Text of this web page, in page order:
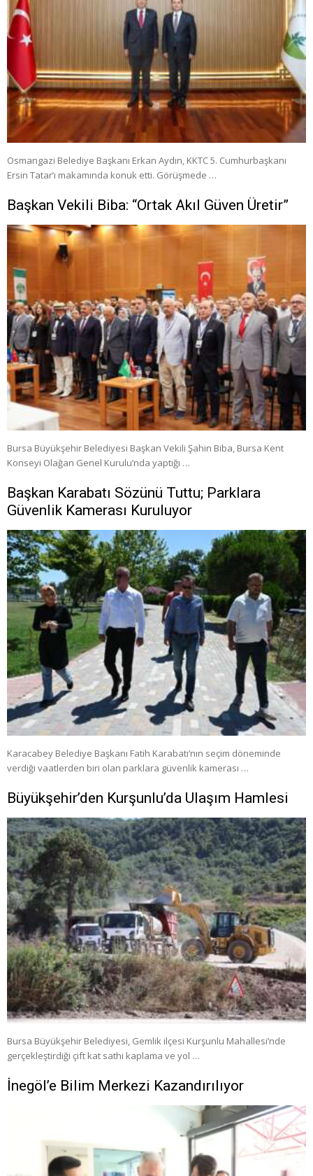
Osmangazi Belediye Başkanı Erkan Aydın, KKTC 5. Cumhurbaşkanı
Ersin Tatar’ı makamında konuk etti. Görüşmede …
Başkan Vekili Biba: “Ortak Akıl Güven Üretir”
Bursa Büyükşehir Belediyesi Başkan Vekili Şahin Biba, Bursa Kent
Konseyi Olağan Genel Kurulu’nda yaptığı …
Başkan Karabatı Sözünü Tuttu; Parklara
Güvenlik Kamerası Kuruluyor
Karacabey Belediye Başkanı Fatih Karabatı’nın seçim döneminde
verdiği vaatlerden biri olan parklara güvenlik kamerası …
Büyükşehir’den Kurşunlu’da Ulaşım Hamlesi
Bursa Büyükşehir Belediyesi, Gemlik ilçesi Kurşunlu Mahallesi’nde
gerçekleştirdiği çift kat sathi kaplama ve yol …
İnegöl’e Bilim Merkezi Kazandırılıyor